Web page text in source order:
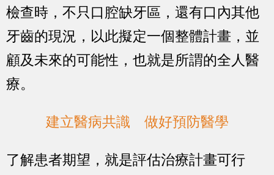
檢查時，不只口腔缺牙區，還有口內其他
牙齒的現況，以此擬定一個整體計畫，並
顧及未來的可能性，也就是所謂的全人醫
療。
建立醫病共識 做好預防醫學
了解患者期望，就是評估治療計畫可行